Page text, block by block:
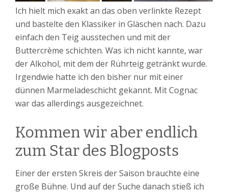
Ich hielt mich exakt an das oben verlinkte Rezept
und bastelte den Klassiker in Gläschen nach. Dazu
einfach den Teig ausstechen und mit der
Buttercrème schichten. Was ich nicht kannte, war
der Alkohol, mit dem der Rührteig getränkt wurde.
Irgendwie hatte ich den bisher nur mit einer
dünnen Marmeladeschicht gekannt. Mit Cognac
war das allerdings ausgezeichnet.
Kommen wir aber endlich
zum Star des Blogposts
Einer der ersten Skreis der Saison brauchte eine
große Bühne. Und auf der Suche danach stieß ich